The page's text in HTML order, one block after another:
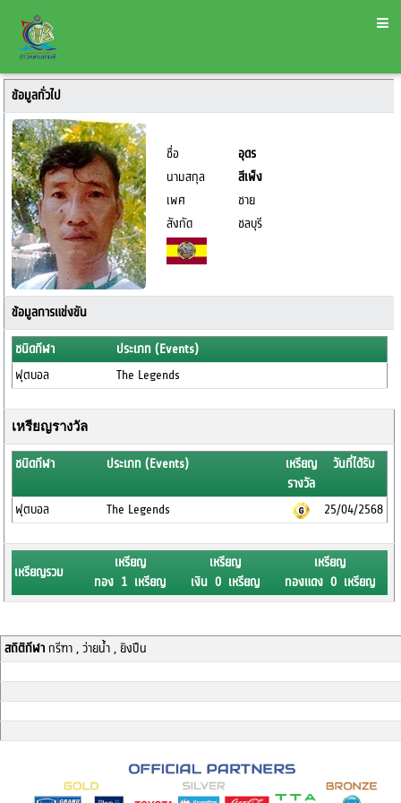
ข้อมูลทั่วไป
ชื่อ
อุดร
นามสกุล
สีเพ็ง
เพศ
ชาย
สังกัด
ชลบุรี
ข้อมูลการแข่งขัน
ชนิดกีฬา
ประเภท (Events)
ฟุตบอล
The Legends
เหรียญรางวัล
ชนิดกีฬา ประเภท (Events)
เหรียญ
รางวัล
วันที่ได้รับ
ฟุตบอล The Legends 25/04/2568
เหรียญรวม
เหรียญ
ทอง 1 เหรียญ
เหรียญ
เงิน 0 เหรียญ
เหรียญ
ทองแดง 0 เหรียญ
สถิติกีฬากรีฑา , ว่ายน้ำ , ยิงปืน